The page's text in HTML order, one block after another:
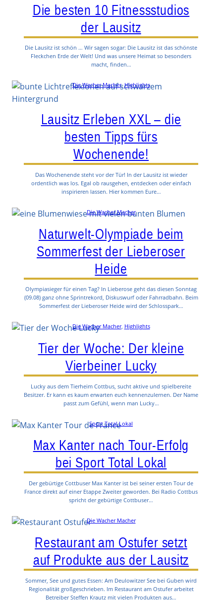
Die besten 10 Fitnessstudios
der Lausitz
Die Lausitz ist schön … Wir sagen sogar: Die Lausitz ist das schönste
Fleckchen Erde der Welt! Und was unsere Heimat so besonders
macht, finden…
Die Wacher Macher, Highlights
Lausitz Erleben XXL – die
besten Tipps fürs
Wochenende!
Das Wochenende steht vor der Tür! In der Lausitz ist wieder
ordentlich was los. Egal ob rausgehen, entdecken oder einfach
inspirieren lassen. Hier kommen Eure…
Die Wacher Macher
Naturwelt-Olympiade beim
Sommerfest der Lieberoser
Heide
Olympiasieger für einen Tag? In Lieberose geht das diesen Sonntag
(09.08) ganz ohne Sprintrekord, Diskuswurf oder Fahrradbahn. Beim
Sommerfest der Lieberoser Heide wird der Schlosspark…
Die Wacher Macher, Highlights
Tier der Woche: Der kleine
Vierbeiner Lucky
Lucky aus dem Tierheim Cottbus, sucht aktive und spielbereite
Besitzer. Er kann es kaum erwarten euch kennenzulernen. Der Name
passt zum Gefühl, wenn man Lucky…
Sport Total Lokal
Max Kanter nach Tour-Erfolg
bei Sport Total Lokal
Der gebürtige Cottbuser Max Kanter ist bei seiner ersten Tour de
France direkt auf einer Etappe Zweiter geworden. Bei Radio Cottbus
spricht der gebürtige Cottbuser…
Die Wacher Macher
Restaurant am Ostufer setzt
auf Produkte aus der Lausitz
Sommer, See und gutes Essen: Am Deulowitzer See bei Guben wird
Regionalität großgeschrieben. Im Restaurant am Ostufer arbeitet
Betreiber Steffen Krautz mit vielen Produkten aus…